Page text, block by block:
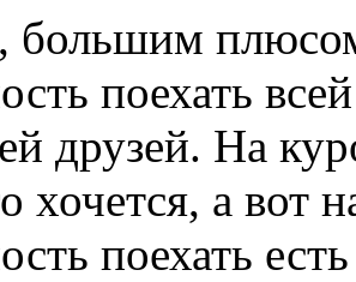
плюсом
поехать
друзей. На
хочется, а вот
поехать